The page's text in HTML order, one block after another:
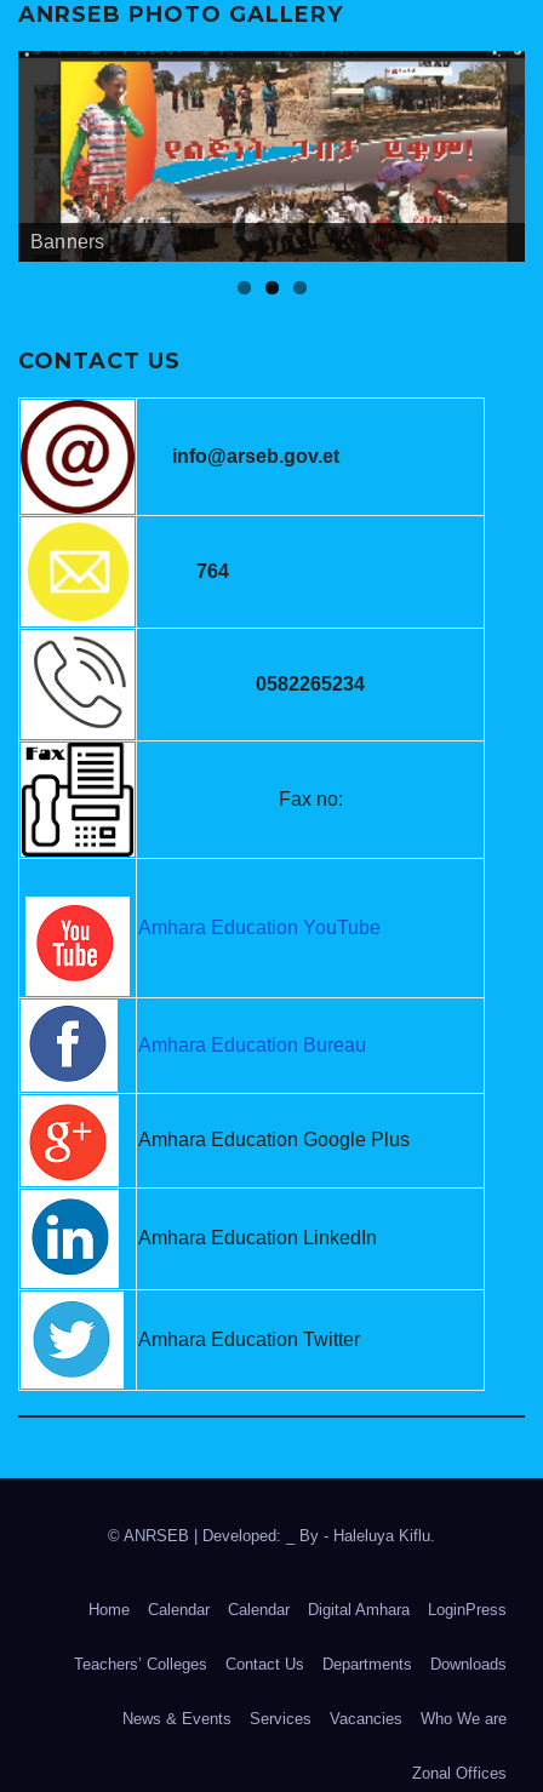
ANRSEB PHOTO GALLERY
ANRSEB Photo Gallery
Banners
Meetings
CONTACT US
info@arseb.gov.et
764
0582265234
Fax no:
Amhara Education YouTube
Amhara Education Bureau
Amhara Education Google Plus
Amhara Education LinkedIn
Amhara Education Twitter
© ANRSEB Developed: _ By - Haleluya Kiflu.
Home Calendar Calendar Digital Amhara LoginPress
Teachers’ Colleges Contact Us Departments Downloads
News & Events Services Vacancies Who We are
Zonal Offices